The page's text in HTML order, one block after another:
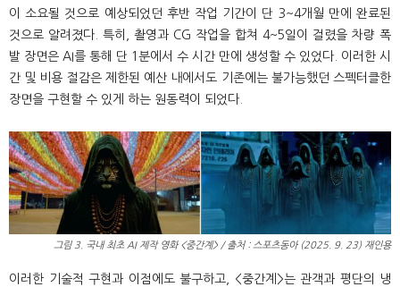
이 소요될 것으로 예상되었던 후반 작업 기간이 단 3~4개월 만에 완료된
것으로 알려졌다. 특히, 촬영과 CG 작업을 합쳐 4~5일이 걸렸을 차량 폭
발 장면은 AI를 통해 단 1분에서 수 시간 만에 생성할 수 있었다. 이러한 시
간 및 비용 절감은 제한된 예산 내에서도 기존에는 불가능했던 스펙터클한
장면을 구현할 수 있게 하는 원동력이 되었다.
그림 3. 국내 최초 AI 제작 영화 <중간계> / 출처 : 스포츠동아 (2025. 9. 23) 재인용
이러한 기술적 구현과 이점에도 불구하고, <중간계>는 관객과 평단의 냉